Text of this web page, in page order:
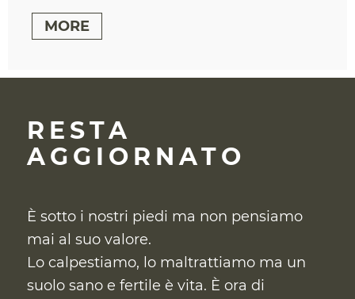
MORE
RESTA
AGGIORNATO
È sotto i nostri piedi ma non pensiamo
mai al suo valore.
Lo calpestiamo, lo maltrattiamo ma un
suolo sano e fertile è vita. È ora di